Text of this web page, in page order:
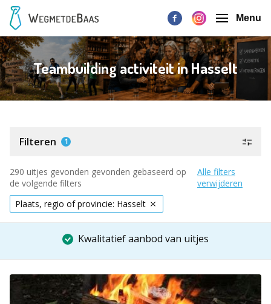
Menu
Teambuilding activiteit in Hasselt
Filteren 1
290 uitjes gevonden gevonden gebaseerd op
de volgende filters
Alle filters
verwijderen
Plaats, regio of provincie: Hasselt
Kwalitatief aanbod van uitjes